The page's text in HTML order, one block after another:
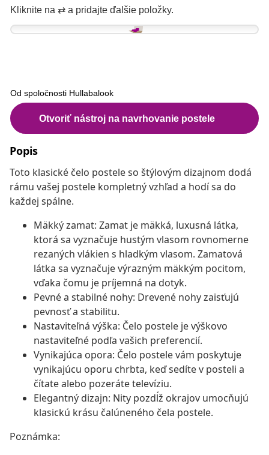
Popis
Toto klasické čelo postele so štýlovým dizajnom dodá
rámu vašej postele kompletný vzhľad a hodí sa do
každej spálne.
Mäkký zamat: Zamat je mäkká, luxusná látka,
ktorá sa vyznačuje hustým vlasom rovnomerne
rezaných vlákien s hladkým vlasom. Zamatová
látka sa vyznačuje výrazným mäkkým pocitom,
vďaka čomu je príjemná na dotyk.
Pevné a stabilné nohy: Drevené nohy zaisťujú
pevnosť a stabilitu.
Nastaviteľná výška: Čelo postele je výškovo
nastaviteľné podľa vašich preferencií.
Vynikajúca opora: Čelo postele vám poskytuje
vynikajúcu oporu chrbta, keď sedíte v posteli a
čítate alebo pozeráte televíziu.
Elegantný dizajn: Nity pozdĺž okrajov umocňujú
klasickú krásu čalúneného čela postele.
Poznámka: